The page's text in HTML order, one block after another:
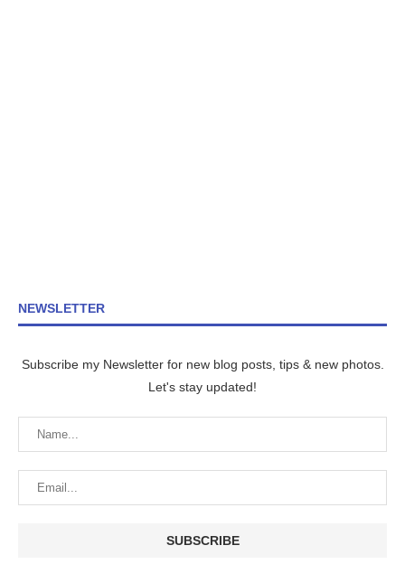
NEWSLETTER
Subscribe my Newsletter for new blog posts, tips & new photos.
Let's stay updated!